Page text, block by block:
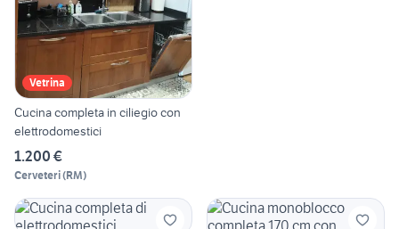
Vetrina
Cucina completa in ciliegio con
elettrodomestici
1.200 €
Cerveteri(RM)